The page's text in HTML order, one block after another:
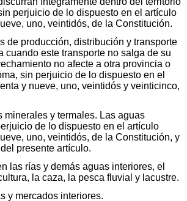
perjuicio de lo dispuesto en el artículo
uno, veintidós, de la Constitución.
de producción, distribución y transporte
cuando este transporte no salga de su
no afecte a otra provincia o
sin perjuicio de lo dispuesto en el
y nueve, uno, veintidós y veinticinco,
minerales y termales. Las aguas
de lo dispuesto en el artículo
uno, veintidós, de la Constitución, y
presente artículo.
las rías y demás aguas interiores, el
la caza, la pesca fluvial y lacustre.
y mercados interiores.